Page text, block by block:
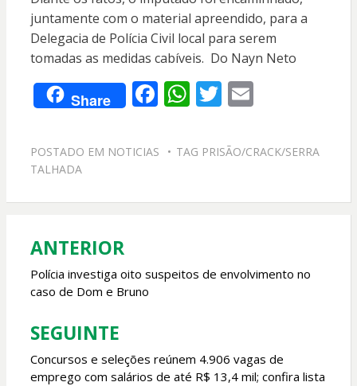
juntamente com o material apreendido, para a
Delegacia de Polícia Civil local para serem
tomadas as medidas cabíveis. Do Nayn Neto
Share F
e
o
W
at
A
T
itt
E
ai
POSTADO EM NOTICIAS TAG PRISÃO/CRACK/SERRA
TALHADA
Navegação
de
Post
ANTERIOR
Polícia investiga oito suspeitos de envolvimento no
caso de Dom e Bruno
SEGUINTE
Concursos e seleções reúnem 4.906 vagas de
emprego com salários de até R$ 13,4 mil; confira lista